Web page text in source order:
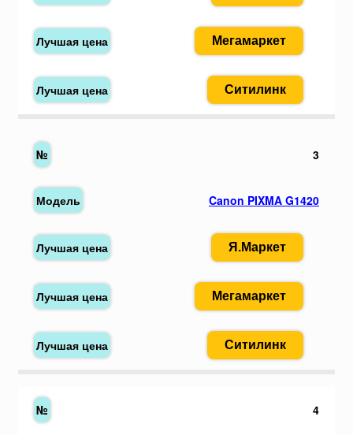
Мегамаркет
Ситилинк
3
Canon PIXMA G1420
Я.Маркет
Мегамаркет
Ситилинк
4